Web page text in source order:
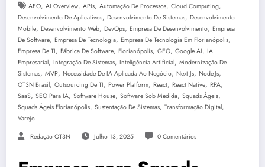
AEO, AI Overview, APIs, Automação De Processos, Cloud Computing,
Desenvolvimento De Aplicativos, Desenvolvimento De Sistemas, Desenvolvimento
Mobile, Desenvolvimento Web, DevOps, Empresa De Desenvolvimento, Empresa
De Software, Empresa De Tecnologia, Empresa De Tecnologia Em Florianópolis,
Empresa De TI, Fábrica De Software, Florianópolis, GEO, Google AI, IA
Empresarial, Integração De Sistemas, Inteligência Artificial, Modernização De
Sistemas, MVP, Necessidade De IA Aplicada Ao Negócio, Next.js, Node.js,
OT3N Brasil, Outsourcing De TI, Power Platform, React, React Native, RPA,
SaaS, SEO Para IA, Software House, Software Sob Medida, Squads Ágeis,
Squads Ágeis Florianópolis, Sustentação De Sistemas, Transformação Digital,
Varejo
Redação OT3N Julho 13, 2025 0 Comentários